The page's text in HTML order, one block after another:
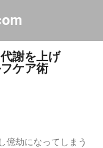
ツに移動
謝を上げ
ケア術
億劫になってしまう